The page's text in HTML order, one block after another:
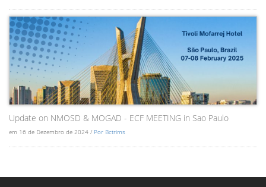
Update on NMOSD & MOGAD - ECF MEETING in Sao Paulo
em 16 de Dezembro de 2024 / Por Bctrims